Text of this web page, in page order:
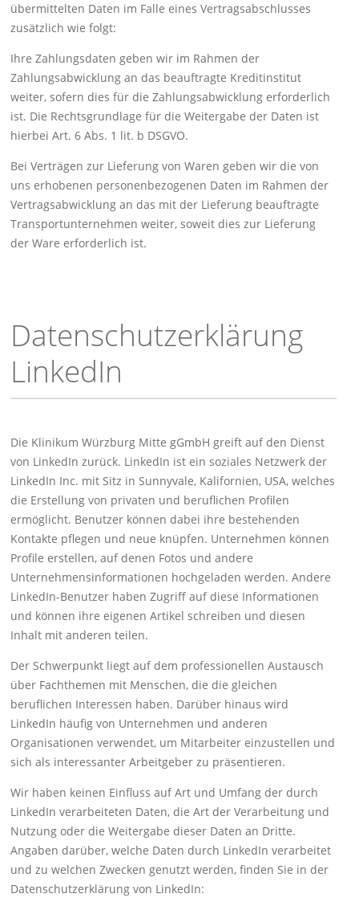
übermittelten Daten im Falle eines Vertragsabschlusses
zusätzlich wie folgt:
Ihre Zahlungsdaten geben wir im Rahmen der
Zahlungsabwicklung an das beauftragte Kreditinstitut
weiter, sofern dies für die Zahlungsabwicklung erforderlich
ist. Die Rechtsgrundlage für die Weitergabe der Daten ist
hierbei Art. 6 Abs. 1 lit. b DSGVO.
Bei Verträgen zur Lieferung von Waren geben wir die von
uns erhobenen personenbezogenen Daten im Rahmen der
Vertragsabwicklung an das mit der Lieferung beauftragte
Transportunternehmen weiter, soweit dies zur Lieferung
der Ware erforderlich ist.
Datenschutzerklärung
LinkedIn
Die Klinikum Würzburg Mitte gGmbH greift auf den Dienst
von LinkedIn zurück. LinkedIn ist ein soziales Netzwerk der
LinkedIn Inc. mit Sitz in Sunnyvale, Kalifornien, USA, welches
die Erstellung von privaten und beruflichen Profilen
ermöglicht. Benutzer können dabei ihre bestehenden
Kontakte pflegen und neue knüpfen. Unternehmen können
Profile erstellen, auf denen Fotos und andere
Unternehmensinformationen hochgeladen werden. Andere
LinkedIn-Benutzer haben Zugriff auf diese Informationen
und können ihre eigenen Artikel schreiben und diesen
Inhalt mit anderen teilen.
Der Schwerpunkt liegt auf dem professionellen Austausch
über Fachthemen mit Menschen, die die gleichen
beruflichen Interessen haben. Darüber hinaus wird
LinkedIn häufig von Unternehmen und anderen
Organisationen verwendet, um Mitarbeiter einzustellen und
sich als interessanter Arbeitgeber zu präsentieren.
Wir haben keinen Einfluss auf Art und Umfang der durch
LinkedIn verarbeiteten Daten, die Art der Verarbeitung und
Nutzung oder die Weitergabe dieser Daten an Dritte.
Angaben darüber, welche Daten durch LinkedIn verarbeitet
und zu welchen Zwecken genutzt werden, finden Sie in der
Datenschutzerklärung von LinkedIn: